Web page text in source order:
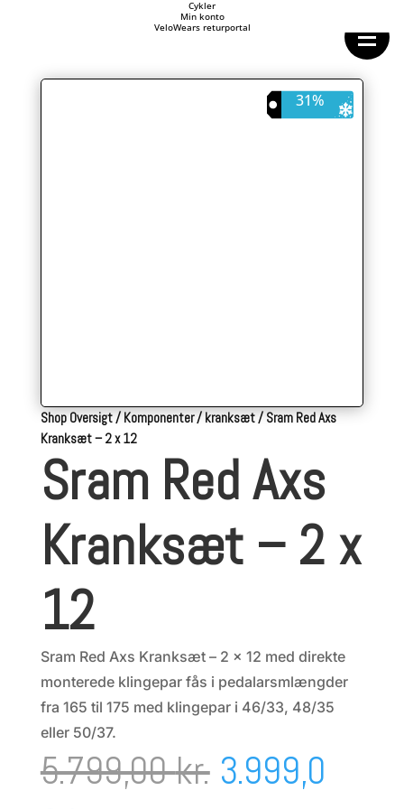
Geargrupper
Cykler
Min konto
VeloWears returportal
31%
Shop Oversigt/Komponenter/kranksæt/Sram Red Axs
Kranksæt – 2 x 12
Sram Red Axs
Kranksæt – 2 x
12
Sram Red Axs Kranksæt – 2 x 12 med direkte
monterede klingepar fås i pedalarsmlængder
fra 165 til 175 med klingepar i 46/33, 48/35
eller 50/37.
5.799,00kr. Den
3.999,0